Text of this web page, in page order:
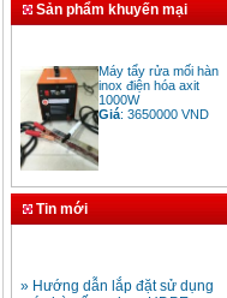
Sản phẩm khuyến mại
inox điện hóa axit
1000W
Giá:3650000 VND
Bảng giá mũi khoan
Giá:330000VND
Mũi khoan rút lõi bê
Tin mới
máy hàn ống nhựa HDPE